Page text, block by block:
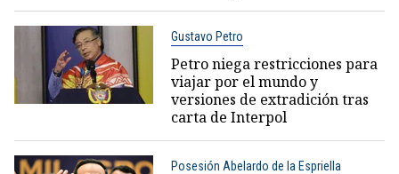
Gustavo Petro
Petro niega restricciones para
viajar por el mundo y
versiones de extradición tras
carta de Interpol
Posesión Abelardo de la Espriella